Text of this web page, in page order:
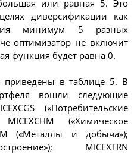
или равная 5. Это
диверсификации как
минимум 5 разных
оптимизатор не включит
функция будет равна 0.
приведены в таблице 5. В
вошли следующие
(«Потребительские
(«Химическое
(«Металлы и добыча»);
MICEXTRN